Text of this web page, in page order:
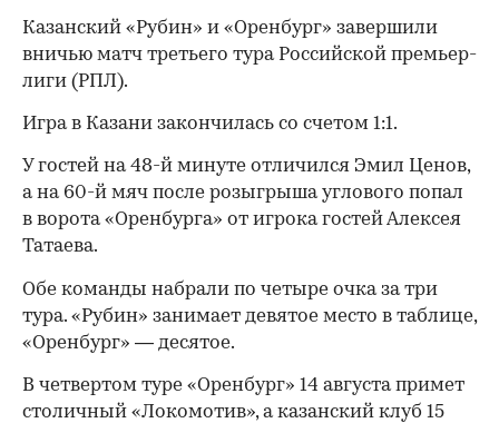
Казанский «Рубин» и «Оренбург» завершили
вничью матч третьего тура Российской премьер-
лиги (РПЛ).
Игра в Казани закончилась со счетом 1:1.
У гостей на 48-й минуте отличился Эмил Ценов,
а на 60-й мяч после розыгрыша углового попал
в ворота «Оренбурга» от игрока гостей Алексея
Татаева.
Обе команды набрали по четыре очка за три
тура. «Рубин» занимает девятое место в таблице,
«Оренбург» — десятое.
В четвертом туре «Оренбург» 14 августа примет
столичный «Локомотив», а казанский клуб 15